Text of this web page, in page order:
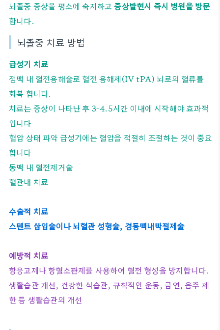
뇌졸중 증상을 평소에 숙지하고증상발현시 즉시 병원을 방문
합니다.
뇌졸중 치료 방법
급성기 치료
정맥 내 혈전용해술로 혈전 용해제(IV tPA) 뇌로의 혈류를
회복 합니다.
치료는 증상이 나타난 후 3-4.5시간 이내에 시작해야 효과적
입니다
혈압 상태 파악 급성기에는 혈압을 적절히 조절하는 것이 중요
합니다
동맥 내 혈전제거술
혈관내 치료
수술적 치료
스텐트 삽입술이나 뇌혈관 성형술, 경동맥내막절제술
예방적 치료
항응고제나 항혈소판제를 사용하여 혈전 형성을 방지합니다.
생활습관 개선, 건강한 식습관, 규칙적인 운동, 금연, 음주 제
한 등 생활습관의 개선